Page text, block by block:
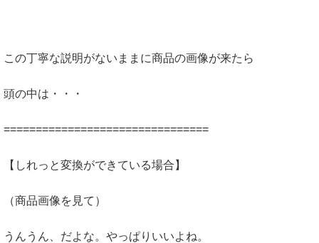
この丁寧な説明がないままに商品の画像が来たら
頭の中は・・・
================================
【しれっと変換ができている場合】
（商品画像を見て）
うんうん、だよな。やっぱりいいよね。